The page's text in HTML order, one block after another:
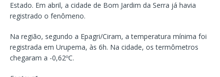
Estado. Em abril, a cidade de Bom Jardim da Serra já havia
registrado o fenômeno.
Na região, segundo a Epagri/Ciram, a temperatura mínima foi
registrada em Urupema, às 6h. Na cidade, os termômetros
chegaram a -0,62ºC.